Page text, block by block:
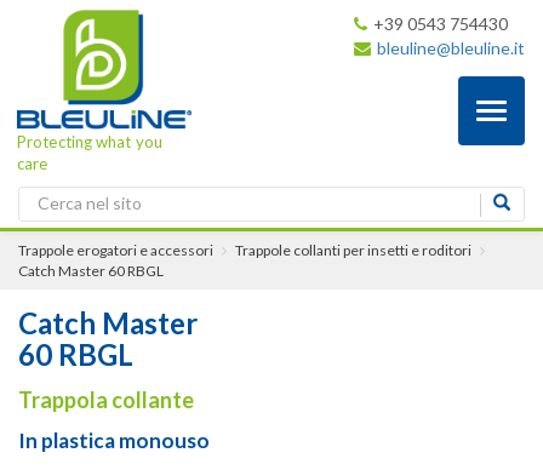
Protecting what you
care
+39 0543 754430
bleuline@bleuline.it
Trappole erogatori e accessori
Trappole collanti per insetti e roditori
Catch Master 60 RBGL
Catch Master
60 RBGL
Trappola collante
In plastica monouso